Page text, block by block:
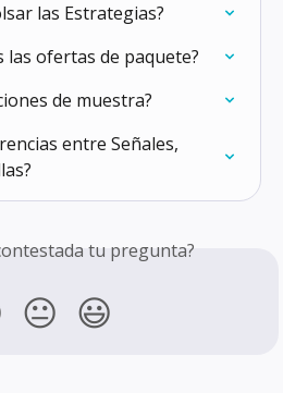
las Estrategias?
las ofertas de paquete?
de muestra?
entre Señales,
tu pregunta?
😐 😃